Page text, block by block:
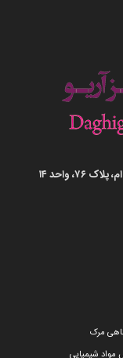
مرک
مواد شیمیایی